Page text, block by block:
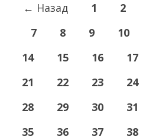
← Назад 1 2
7
8 9 10
14
15 16 17
21
22 23 24
28
29 30 31
35
36 37 38